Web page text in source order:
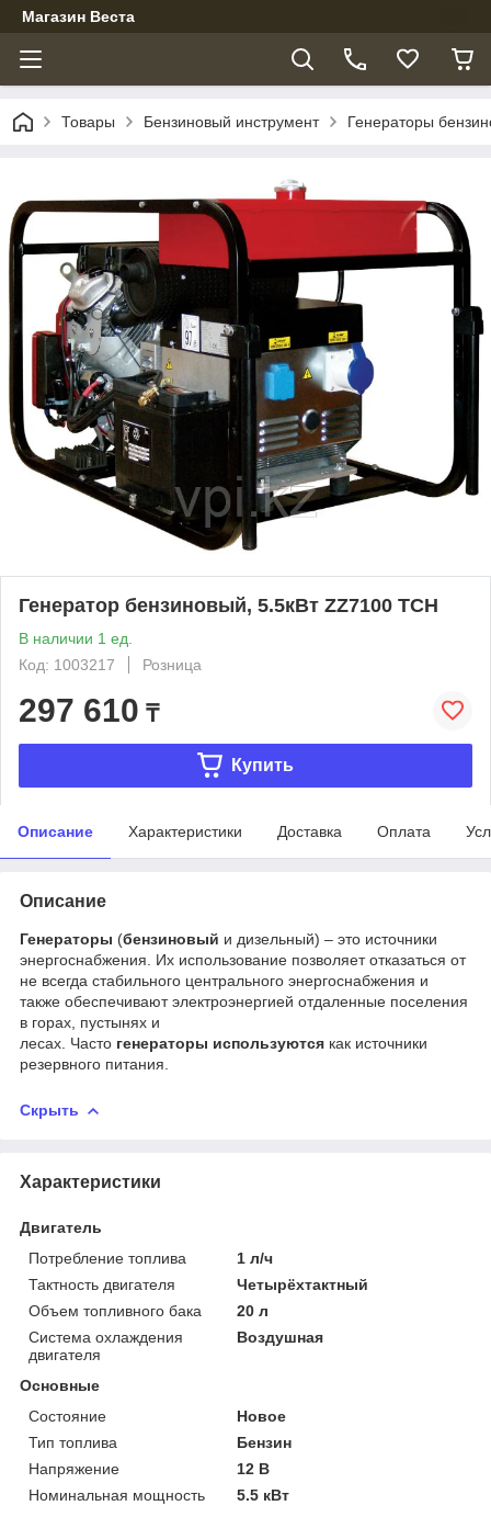
Магазин Веста
Товары Бензиновый инструмент Генераторы
Генератор бензиновый, 5.5кВт ZZ7100 TCH
В наличии 1 ед.
Код: 1003217
Розница
297 610 ₸
Купить
Описание Характеристики Доставка Оплата
Описание
Генераторы (бензиновый и дизельный) – это источники
энергоснабжения. Их использование позволяет отказаться от
не всегда стабильного центрального энергоснабжения и
также обеспечивают электроэнергией отдаленные поселения
в горах, пустынях и
лесах. Часто генераторы используются как источники
резервного питания.
Скрыть
Характеристики
Двигатель
Потребление топлива
1 л/ч
Тактность двигателя
Четырёхтактный
Объем топливного бака
20 л
Система охлаждения
двигателя
Воздушная
Основные
Состояние
Новое
Тип топлива
Бензин
Напряжение
12 В
Номинальная мощность
5.5 кВт